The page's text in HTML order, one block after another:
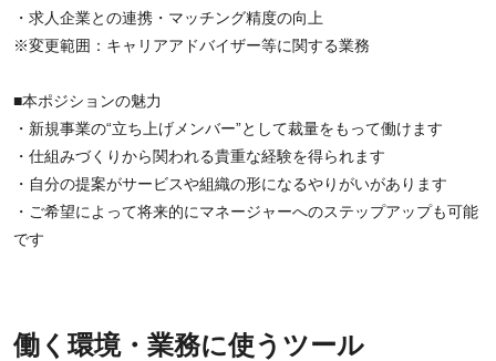
・求人企業との連携・マッチング精度の向上
※変更範囲：キャリアアドバイザー等に関する業務
■本ポジションの魅力
・新規事業の“立ち上げメンバー”として裁量をもって働けます
・仕組みづくりから関われる貴重な経験を得られます
・自分の提案がサービスや組織の形になるやりがいがあります
・ご希望によって将来的にマネージャーへのステップアップも可能
です
働く環境・業務に使うツール